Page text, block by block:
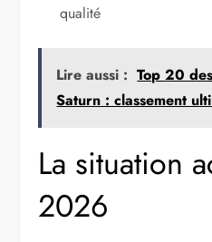
qualité
Lire aussi : Top 20
Saturn : classement
La situation
2026